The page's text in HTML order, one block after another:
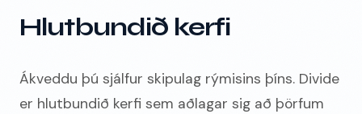
Hlutbundið kerfi
Ákveddu þú sjálfur skipulag rýmisins þíns. Divide
er hlutbundið kerfi sem aðlagar sig að þörfum